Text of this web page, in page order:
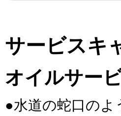
サービスキ
オイルサー
●水道の蛇口の